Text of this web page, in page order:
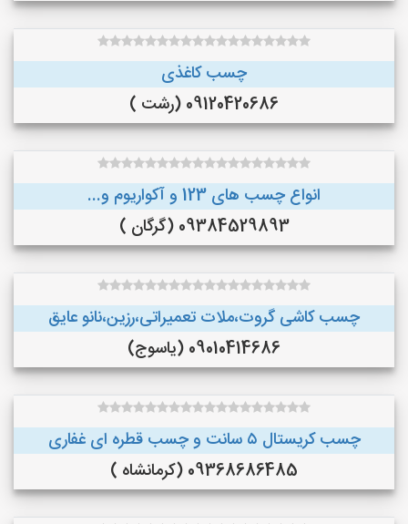
چسب کاغذی
09120420686 (رشت )
انواع چسب های 123 و آکواریوم و...
09384529893 (گرگان )
چسب کاشی گروت،ملات تعمیراتی،رزین،نانو عایق
09010414686 (یاسوج)
چسب کریستال ۵ سانت و چسب قطره ای غفاری
09368686485 (کرمانشاه )